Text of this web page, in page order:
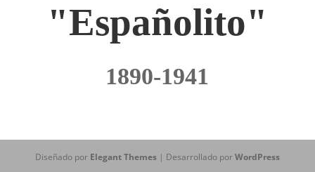
"Españolito"
1890-1941
Diseñado por Elegant Themes| Desarrollado porWordPress